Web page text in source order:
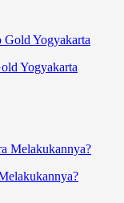
Yogyakarta